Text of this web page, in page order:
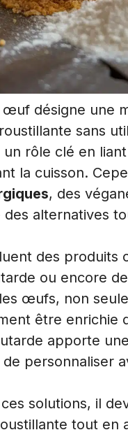
œuf désigne une
sans
rôle clé en
la cuisson.
, des
alternatives
des produits
ou encore
œufs, non
être enrichie
apporte
personnaliser
solutions, il
tout en